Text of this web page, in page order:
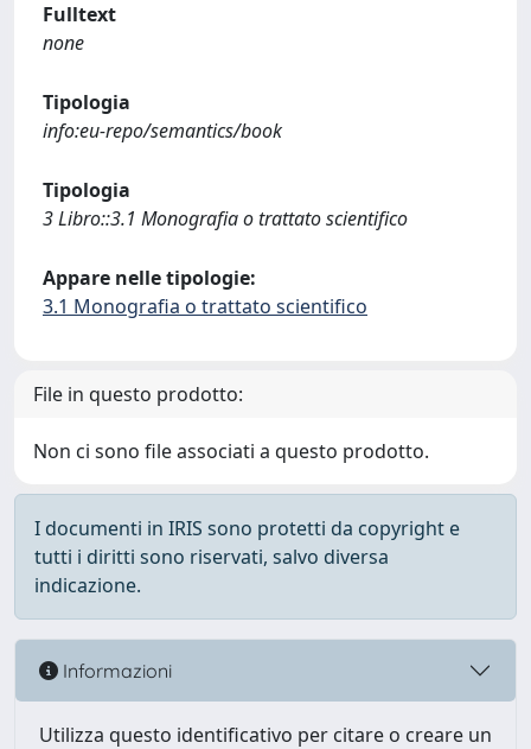
Fulltext
none
Tipologia
info:eu-repo/semantics/book
Tipologia
3 Libro::3.1 Monografia o trattato scientifico
Appare nelle tipologie:
3.1 Monografia o trattato scientifico
File in questo prodotto:
Non ci sono file associati a questo prodotto.
I documenti in IRIS sono protetti da copyright e
tutti i diritti sono riservati, salvo diversa
indicazione.
Informazioni
Utilizza questo identificativo per citare o creare un